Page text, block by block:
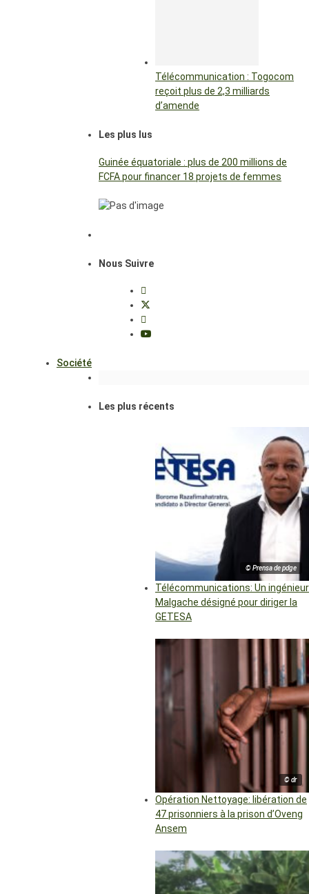
Télécommunication : Togocom
reçoit plus de 2,3 milliards
d’amende
Les plus lus
Guinée équatoriale : plus de 200 millions de
FCFA pour financer 18 projets de femmes
Nous Suivre
Société
Les plus récents
© Prensa de pdge
Télécommunications: Un ingénieur
Malgache désigné pour diriger la
GETESA
© dr
Opération Nettoyage: libération de
47 prisonniers à la prison d’Oveng
Ansem